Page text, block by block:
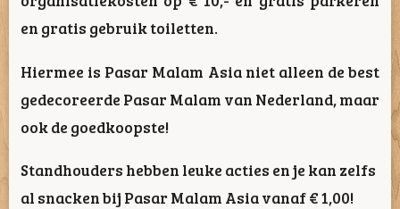
en gratis gebruik toiletten.
Hiermee is Pasar Malam Asia niet alleen de best
gedecoreerde Pasar Malam van Nederland, maar
ook de goedkoopste!
Standhouders hebben leuke acties en je kan zelfs
al snacken bij Pasar Malam Asia vanaf € 1,00!